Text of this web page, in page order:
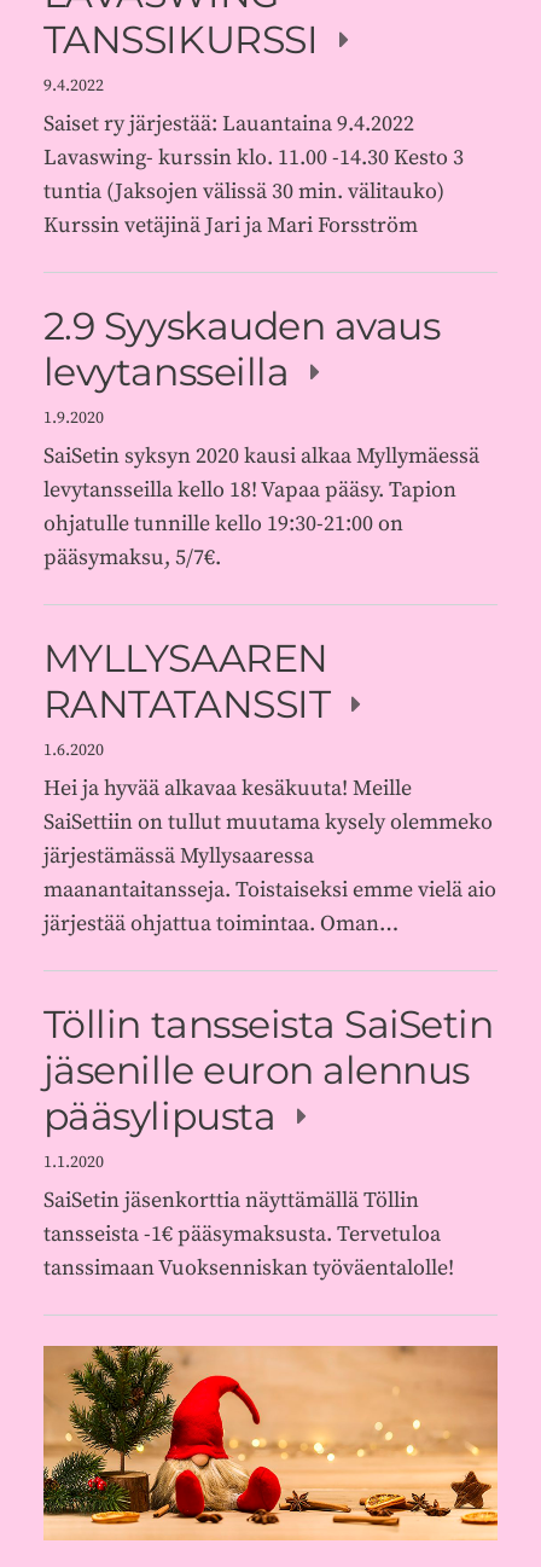
TANSSIKURSSI
9.4.2022
Saiset ry järjestää: Lauantaina 9.4.2022
Lavaswing- kurssin klo. 11.00 -14.30 Kesto 3
tuntia (Jaksojen välissä 30 min. välitauko)
Kurssin vetäjinä Jari ja Mari Forsström
2.9 Syyskauden avaus
levytansseilla
1.9.2020
SaiSetin syksyn 2020 kausi alkaa Myllymäessä
levytansseilla kello 18! Vapaa pääsy. Tapion
ohjatulle tunnille kello 19:30-21:00 on
pääsymaksu, 5/7€.
MYLLYSAAREN
RANTATANSSIT
1.6.2020
Hei ja hyvää alkavaa kesäkuuta! Meille
SaiSettiin on tullut muutama kysely olemmeko
järjestämässä Myllysaaressa
maanantaitansseja. Toistaiseksi emme vielä aio
järjestää ohjattua toimintaa. Oman…
Töllin tansseista SaiSetin
jäsenille euron alennus
pääsylipusta
1.1.2020
SaiSetin jäsenkorttia näyttämällä Töllin
tansseista -1€ pääsymaksusta. Tervetuloa
tanssimaan Vuoksenniskan työväentalolle!